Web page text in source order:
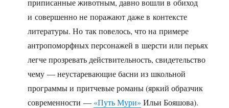
приписанные животным, давно вошли в обиход
и совершенно не поражают даже в контексте
литературы. Но так повелось, что на примере
антропоморфных персонажей в шерсти или перьях
легче прозревать действительность, свидетельство
чему — неустаревающие басни из школьной
программы и притчевые романы (яркий образчик
современности — «Путь Мури» Ильи Бояшова).